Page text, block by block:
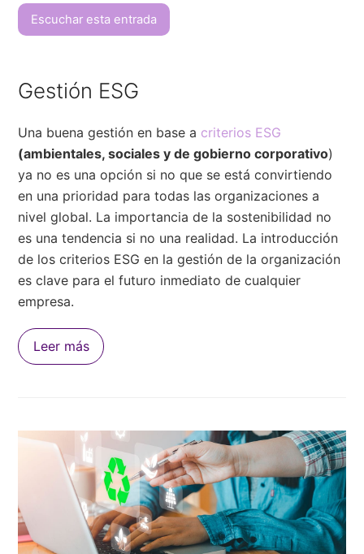
Escuchar esta entrada
Gestión ESG
Una buena gestión en base a criterios ESG
(ambientales, sociales y de gobierno corporativo)
ya no es una opción si no que se está convirtiendo
en una prioridad para todas las organizaciones a
nivel global. La importancia de la sostenibilidad no
es una tendencia si no una realidad. La introducción
de los criterios ESG en la gestión de la organización
es clave para el futuro inmediato de cualquier
empresa.
Leer más